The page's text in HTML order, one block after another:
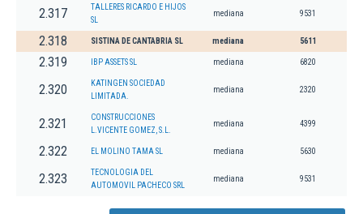
2.317
TALLERES RICARDO E HIJOS
SL
mediana 9531
2.318 SISTINA DE CANTABRIA SL mediana 5611
2.319 IBP ASSETS SL mediana 6820
2.320
KATINGEN SOCIEDAD
LIMITADA.
mediana 2320
2.321
CONSTRUCCIONES
L.VICENTE GOMEZ, S.L.
mediana 4399
2.322 EL MOLINO TAMA SL mediana 5630
2.323
TECNOLOGIA DEL
AUTOMOVIL PACHECO SRL
mediana 9531